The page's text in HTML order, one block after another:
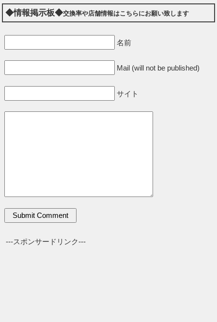
◆情報掲示板◆交換率や店舗情報はこちらにお願い致します
名前
Mail (will not be published)
サイト
---スポンサードリンク---